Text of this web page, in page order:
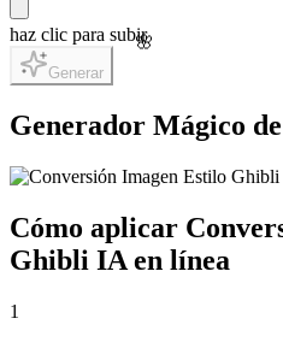
🌸
haz clic para subir
Generar
Generador Mágico
Cómo aplicar
Ghibli IA en línea
1